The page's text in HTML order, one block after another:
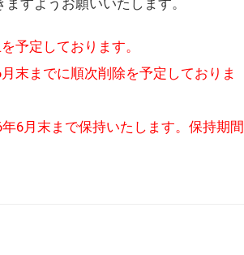
予定しております。
末までに順次削除を予定しておりま
6月末まで保持いたします。保持期間